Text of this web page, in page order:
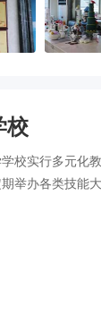
校
校实行多元化
举办各类技能